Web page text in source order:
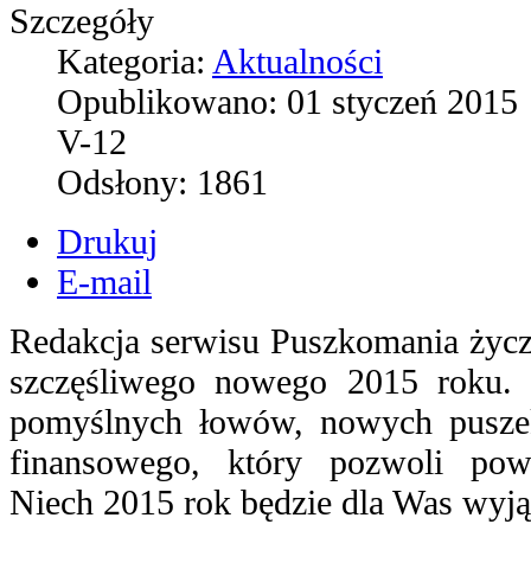
Szczegóły
Kategoria: Aktualności
Opublikowano: 01 styczeń 2015
V-12
Odsłony: 1861
Drukuj
E-mail
Redakcja serwisu Puszkomania
szczęśliwego nowego 2015
pomyślnych łowów, nowych
finansowego, który pozwoli
Niech 2015 rok będzie dla Was